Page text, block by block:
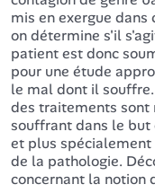
mis en exergue
on détermine s'il
patient est donc
pour une étude
le mal dont il
des traitements sont
souffrant dans le but
et plus
de la pathologie.
concernant la notion